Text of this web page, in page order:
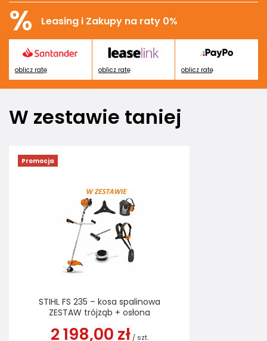
% Leasing i Zakupy na raty 0%
oblicz ratę oblicz ratę oblicz ratę
W zestawie taniej
Promocja
STIHL FS 235 – kosa spalinowa
ZESTAW trójząb + osłona
2 198,00 zł / szt.